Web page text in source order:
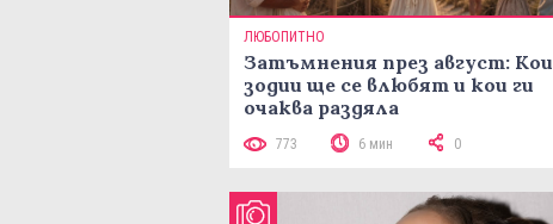
ЛЮБОПИТНО
Затъмнения през август: Кои
зодии ще се влюбят и кои ги
очаква раздяла
773 6 мин 0